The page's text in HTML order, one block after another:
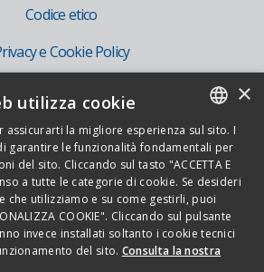
Codice etico
e Cookie Policy
IT
EN
S.p.A. - Via G. Fauser 8, 28100 Novara - Italia -
Tel. 0321.699.611
ITALIAN
ENGLISH
×
utilizza cookie
assicurarti la migliore esperienza sul sito. I
garantire le funzionalità fondamentali per
del sito. Cliccando sul tasto "ACCETTA E
a tutte le categorie di cookie. Se desideri
che utilizziamo e su come gestirli, puoi
COOKIE". Cliccando sul pulsante
invece installati soltanto i cookie tecnici
del sito. Consulta la nostra